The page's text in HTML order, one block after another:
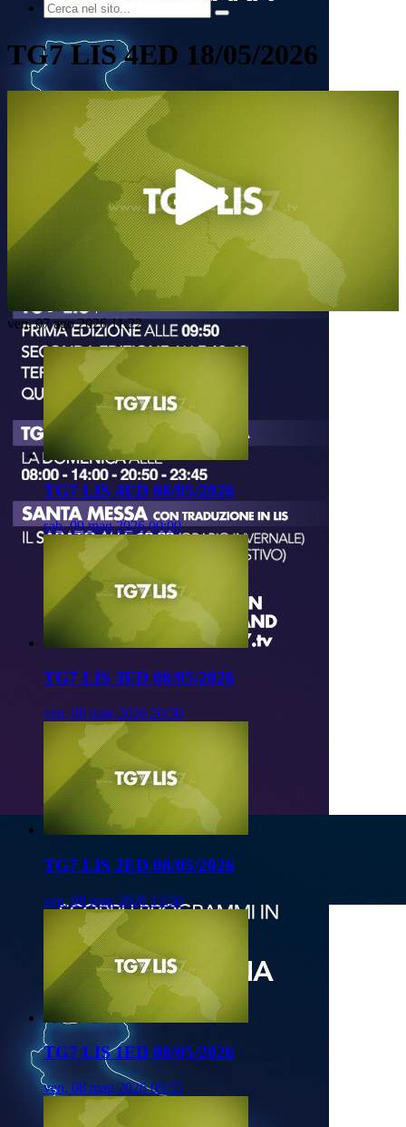
TG7 LIS 4ED 18/05/2026
Play
Video
ven, 07 ago 2026 11:22
TG7 LIS 4ED 08/05/2026
sab, 09 mag 2026 00:00
TG7 LIS 3ED 08/05/2026
ven, 08 mag 2026 20:50
TG7 LIS 2ED 08/05/2026
ven, 08 mag 2026 13:50
TG7 LIS 1ED 08/05/2026
ven, 08 mag 2026 09:55